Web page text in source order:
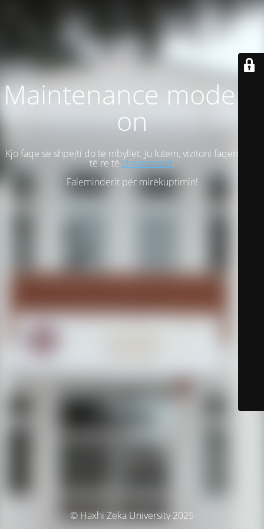
Maintenance mode is
on
Kjo faqe së shpejti do të mbyllet. Ju lutem, vizitoni faqen tonë
të re të Universitetit.
Faleminderit për mirëkuptimin!
© Haxhi Zeka University 2025